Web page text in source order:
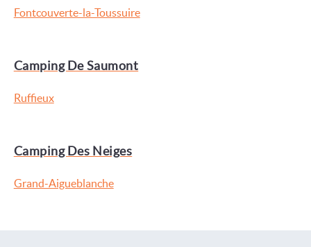
Fontcouverte-la-Toussuire
Camping De Saumont
Ruffieux
Camping Des Neiges
Grand-Aigueblanche